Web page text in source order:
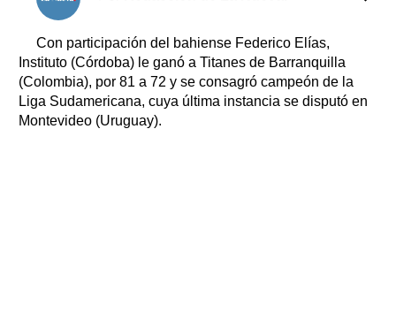
Clasificados
Suplementos
Servicios
Farmacias
Transportes
Con participación del bahiense Federico Elías,
Instituto (Córdoba) le ganó a Titanes de Barranquilla
(Colombia), por 81 a 72 y se consagró campeón de la
Liga Sudamericana, cuya última instancia se disputó en
Montevideo (Uruguay).